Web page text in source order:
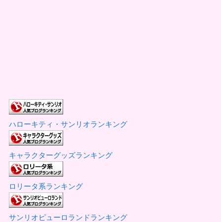
ハローキティ・サンリオランキング
キャラクターグッズランキング
ロリータ系ランキング
サンリオピューロランドランキング